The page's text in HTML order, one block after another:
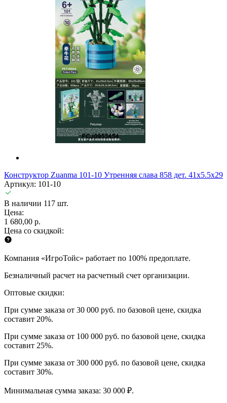
Конструктор Zuanma 101-10 Утренняя слава 858 дет. 41x5.5x29
Артикул: 101-10
В наличии 117 шт.
Цена:
1 680,00 р.
Цена со скидкой:
Компания «ИгроТойс» работает по 100% предоплате.
Безналичный расчет на расчетный счет организации.
Оптовые скидки:
При сумме заказа от 30 000 руб. по базовой цене, скидка
составит 20%.
При сумме заказа от 100 000 руб. по базовой цене, скидка
составит 25%.
При сумме заказа от 300 000 руб. по базовой цене, скидка
составит 30%.
Минимальная сумма заказа: 30 000 ₽.